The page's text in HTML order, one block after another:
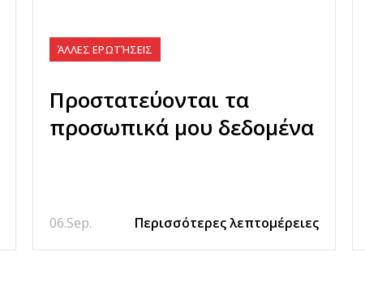
06.Sep.
ΆΛΛΕΣ ΕΡΩΤΉΣΕΙΣ
Προστατεύονται τα
προσωπικά μου δεδομένα
Περισσότερες λεπτομέρειες